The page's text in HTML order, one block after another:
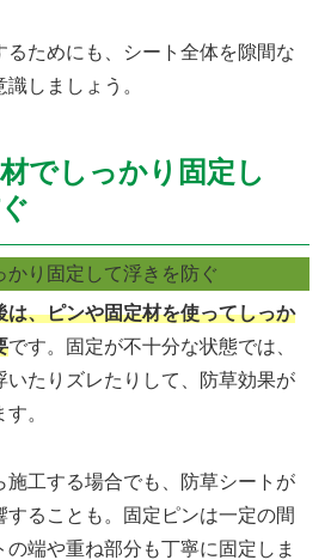
るためにも、シート全体を隙間な
しましょう。
でしっかり固定し
は、ピンや固定材を使ってしっか
です。固定が不十分な状態では、
いたりズレたりして、防草効果が
。
施工する場合でも、防草シートが
ることも。固定ピンは一定の間
の端や重ね部分も丁寧に固定しま